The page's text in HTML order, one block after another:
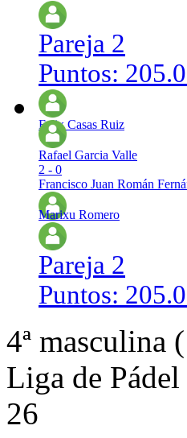
Pareja 2
Puntos:
Felix Casas Ruiz
Rafael Garcia Valle
2 - 0
Francisco Juan Román
Marixu Romero
Pareja 2
Puntos:
4ª masculina
Liga de
26